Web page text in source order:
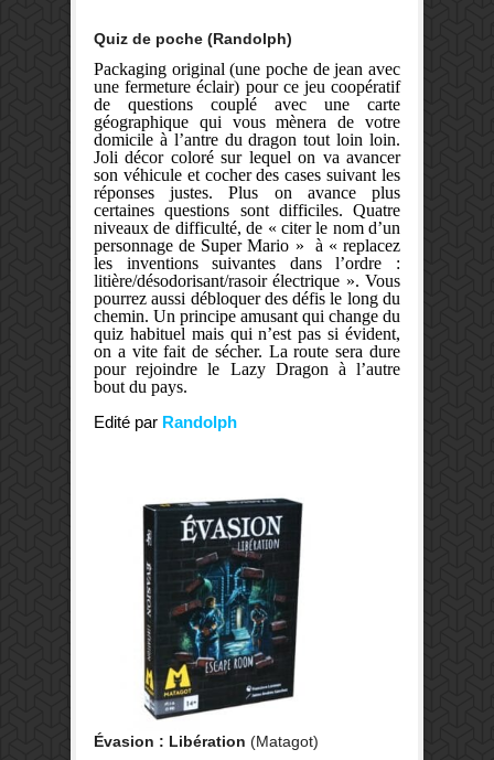
Quiz de poche (Randolph)
Packaging original (une poche de jean avec
une fermeture éclair) pour ce jeu coopératif
de questions couplé avec une carte
géographique qui vous mènera de votre
domicile à l’antre du dragon tout loin loin.
Joli décor coloré sur lequel on va avancer
son véhicule et cocher des cases suivant les
réponses justes. Plus on avance plus
certaines questions sont difficiles. Quatre
niveaux de difficulté, de « citer le nom d’un
personnage de Super Mario » à « replacez
les inventions suivantes dans l’ordre :
litière/désodorisant/rasoir électrique ». Vous
pourrez aussi débloquer des défis le long du
chemin. Un principe amusant qui change du
quiz habituel mais qui n’est pas si évident,
on a vite fait de sécher. La route sera dure
pour rejoindre le Lazy Dragon à l’autre
bout du pays.
Edité par Randolph
Évasion : Libération (Matagot)